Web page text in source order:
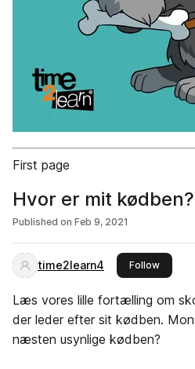
First page
Hvor er mit kødben?
Published on Feb 9, 2021
time2learn4 Followthis
Læs vores lille fortælling om
der leder efter sit kødben.
næsten usynlige kødben?